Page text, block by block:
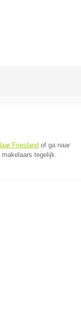
Friesland of ga naar
tegelijk.